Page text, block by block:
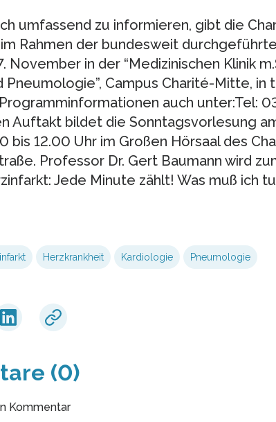
umfassend zu informieren, gibt die
Rahmen der bundesweit
November in der “Medizinischen Klinik
Campus Charité-Mitte, in
auch unter:Tel:
Auftakt bildet die Sonntagsvorlesung
bis 12.00 Uhr im Großen Hörsaal des
Professor Dr. Gert Baumann wird
Jede Minute zählt! Was muß ich
Herzkrankheit Kardiologie Pneumologie
(0)
Kommentar